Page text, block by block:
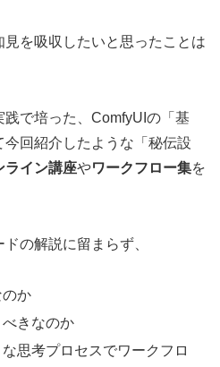
見を吸収したいと思ったことは
で培った、ComfyUIの「基
回紹介したような「秘伝設
ライン講座やワークフロー集を
の解説に留まらず、
か
きなのか
思考プロセスでワークフロ